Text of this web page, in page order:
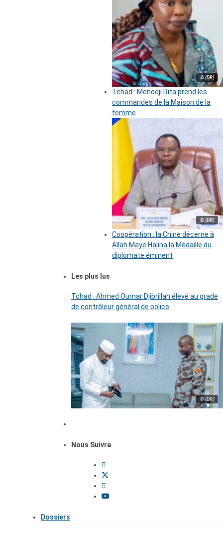
© (DR)
Tchad : Menodji Rita prend les
commandes de la Maison de la
femme
© (DR)
Coopération : la Chine décerne à
Allah Maye Halina la Médaille du
diplomate éminent
Les plus lus
Tchad : Ahmed Oumar Djibrillah élevé au grade
de contrôleur général de police
© (DR)
Nous Suivre
Dossiers